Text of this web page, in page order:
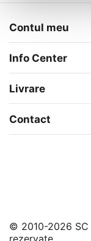
Contul meu
Info Center
Livrare
Contact
© 2010-2026 SC
rezervate.